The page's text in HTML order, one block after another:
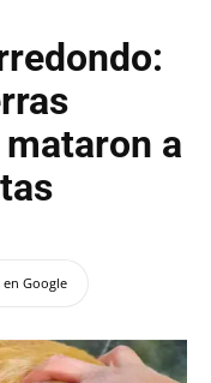
a
en Google